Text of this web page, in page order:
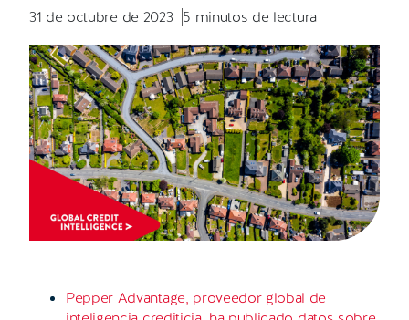
31 de octubre de 2023 5 minutos de lectura
Pepper Advantage, proveedor global de